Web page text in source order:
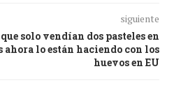
siguiente
solo vendían dos pasteles en
ahora lo están haciendo con los
huevos en EU